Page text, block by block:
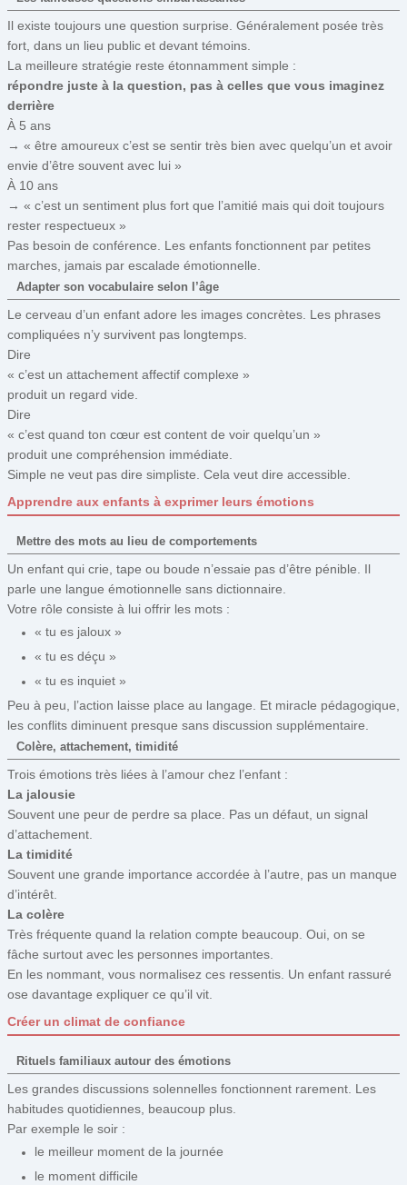
Il existe toujours une question surprise. Généralement posée très
fort, dans un lieu public et devant témoins.
La meilleure stratégie reste étonnamment simple :
répondre juste à la question, pas à celles que vous imaginez
derrière
À 5 ans
→ « être amoureux c’est se sentir très bien avec quelqu’un et avoir
envie d’être souvent avec lui »
À 10 ans
→ « c’est un sentiment plus fort que l’amitié mais qui doit toujours
rester respectueux »
Pas besoin de conférence. Les enfants fonctionnent par petites
marches, jamais par escalade émotionnelle.
Adapter son vocabulaire selon l’âge
Le cerveau d’un enfant adore les images concrètes. Les phrases
compliquées n’y survivent pas longtemps.
Dire
« c’est un attachement affectif complexe »
produit un regard vide.
Dire
« c’est quand ton cœur est content de voir quelqu’un »
produit une compréhension immédiate.
Simple ne veut pas dire simpliste. Cela veut dire accessible.
Apprendre aux enfants à exprimer leurs émotions
Mettre des mots au lieu de comportements
Un enfant qui crie, tape ou boude n’essaie pas d’être pénible. Il
parle une langue émotionnelle sans dictionnaire.
Votre rôle consiste à lui offrir les mots :
« tu es jaloux »
« tu es déçu »
« tu es inquiet »
Peu à peu, l’action laisse place au langage. Et miracle pédagogique,
les conflits diminuent presque sans discussion supplémentaire.
Colère, attachement, timidité
Trois émotions très liées à l’amour chez l’enfant :
La jalousie
Souvent une peur de perdre sa place. Pas un défaut, un signal
d’attachement.
La timidité
Souvent une grande importance accordée à l’autre, pas un manque
d’intérêt.
La colère
Très fréquente quand la relation compte beaucoup. Oui, on se
fâche surtout avec les personnes importantes.
En les nommant, vous normalisez ces ressentis. Un enfant rassuré
ose davantage expliquer ce qu’il vit.
Créer un climat de confiance
Rituels familiaux autour des émotions
Les grandes discussions solennelles fonctionnent rarement. Les
habitudes quotidiennes, beaucoup plus.
Par exemple le soir :
le meilleur moment de la journée
le moment difficile